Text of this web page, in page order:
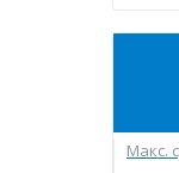
Макc.